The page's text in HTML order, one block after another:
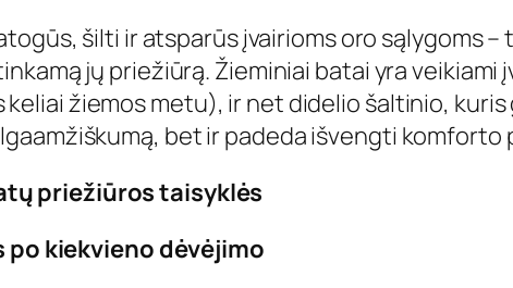
šilti ir atsparūs įvairioms oro sąlygoms
jų priežiūrą. Žieminiai batai yra
žiemos metu), ir net didelio šaltinio,
bet ir padeda išvengti komforto
priežiūros taisyklės
po kiekvieno dėvėjimo